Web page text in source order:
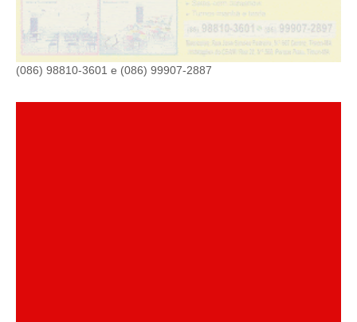
(086) 98810-3601 e (086) 99907-2887